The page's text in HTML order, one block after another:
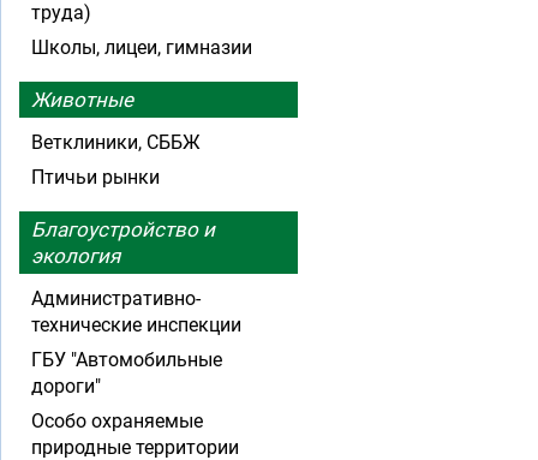
труда)
Школы, лицеи, гимназии
Животные
Ветклиники, СББЖ
Птичьи рынки
Благоустройство и
экология
Административно-
технические инспекции
ГБУ "Автомобильные
дороги"
Особо охраняемые
природные территории